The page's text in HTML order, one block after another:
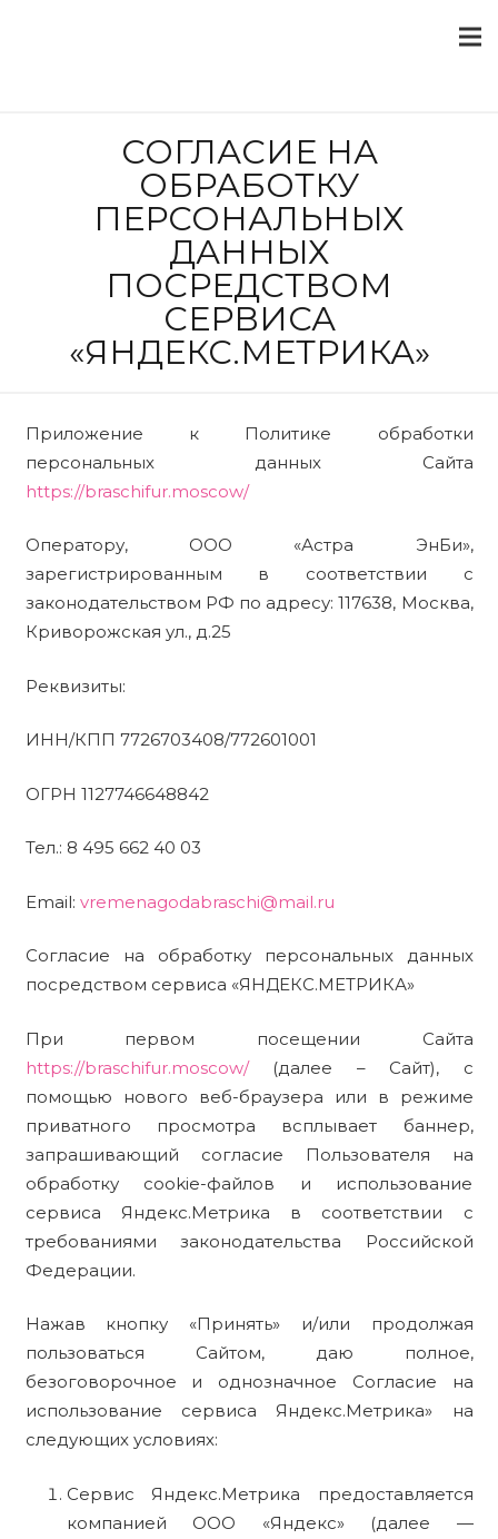
СОГЛАСИЕ НА
ОБРАБОТКУ
ПЕРСОНАЛЬНЫХ
ДАННЫХ
ПОСРЕДСТВОМ
СЕРВИСА
«ЯНДЕКС.МЕТРИКА»
Приложение к Политике обработки
персональных данных Сайта
https://braschifur.moscow/
Оператору, ООО «Астра ЭнБи»,
зарегистрированным в соответствии с
законодательством РФ по адресу: 117638, Москва,
Криворожская ул., д.25
Реквизиты:
ИНН/КПП 7726703408/772601001
ОГРН 1127746648842
Тел.: 8 495 662 40 03
Email: vremenagodabraschi@mail.ru
Согласие на обработку персональных данных
посредством сервиса «ЯНДЕКС.МЕТРИКА»
При первом посещении Сайта
https://braschifur.moscow/(далее – Сайт), с
помощью нового веб-браузера или в режиме
приватного просмотра всплывает баннер,
запрашивающий согласие Пользователя на
обработку cookie-файлов и использование
сервиса Яндекс.Метрика в соответствии с
требованиями законодательства Российской
Федерации.
Нажав кнопку «Принять» и/или продолжая
пользоваться Сайтом, даю полное,
безоговорочное и однозначное Согласие на
использование сервиса Яндекс.Метрика» на
следующих условиях:
Сервис Яндекс.Метрика предоставляется
компанией ООО «Яндекс» (далее —